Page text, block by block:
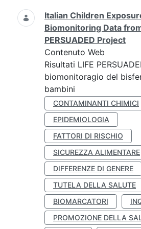
Italian Children
Biomonitoring Data
PERSUADED Project
Contenuto Web
Risultati LIFE
biomonitoragio del
bambini
CONTAMINANTI CHIMICI
EPIDEMIOLOGIA
FATTORI DI RISCHIO
SICUREZZA ALIMENTARE
DIFFERENZE DI GENERE
TUTELA DELLA SALUTE
BIOMARCATORI
PROMOZIONE DELLA